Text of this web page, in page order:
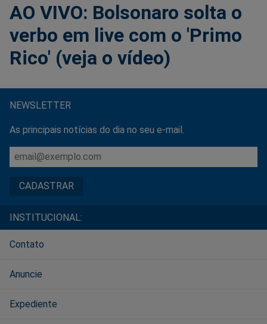
AO VIVO: Bolsonaro solta o
verbo em live com o 'Primo
Rico' (veja o vídeo)
NEWSLETTER
As principais notícias do dia no seu e-mail.
INSTITUCIONAL:
Contato
Anuncie
Expediente